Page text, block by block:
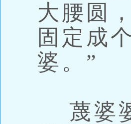
大腰圆
固定成
婆。”
蔑婆